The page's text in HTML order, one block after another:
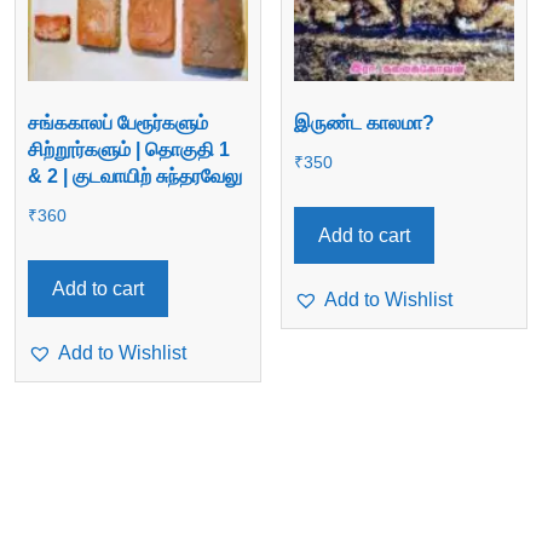
சங்ககாலப் பேரூர்களும்
சிற்றூர்களும் | தொகுதி 1
& 2 | குடவாயிற் சுந்தரவேலு
₹360
Add to cart
Add to Wishlist
இருண்ட காலமா?
₹350
Add to cart
Add to Wishlist